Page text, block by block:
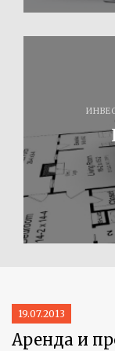
19.07.2013
Аренда и